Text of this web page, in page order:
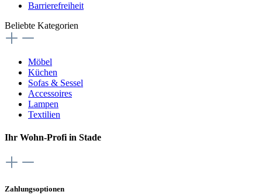
Barrierefreiheit
Beliebte Kategorien
Möbel
Küchen
Sofas & Sessel
Accessoires
Lampen
Textilien
Ihr Wohn-Profi in Stade
Zahlungsoptionen